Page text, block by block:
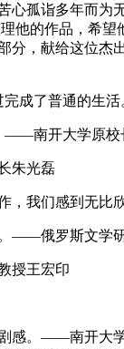
孤诣多年而
他的作品，希
分，献给这位杰
完成了普通的生
——南开大学原校
朱光磊
，我们感到无
——俄罗斯文学
授王宏印
感。——南开大